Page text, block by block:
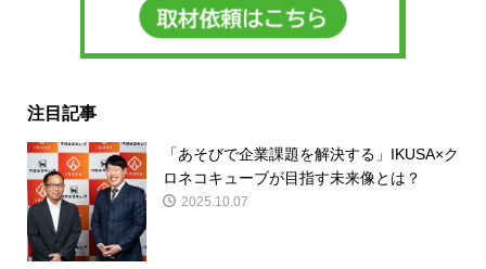
注目記事
「あそびで企業課題を解決する」IKUSA×ク
ロネコキューブが目指す未来像とは？
2025.10.07